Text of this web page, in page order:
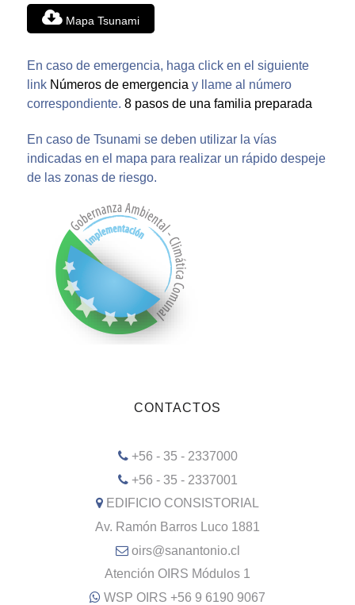
Mapa Tsunami
En caso de emergencia, haga click en el siguiente
link Números de emergencia y llame al número
correspondiente. 8 pasos de una familia preparada
En caso de Tsunami se deben utilizar la vías
indicadas en el mapa para realizar un rápido despeje
de las zonas de riesgo.
CONTACTOS
+56 - 35 - 2337000
+56 - 35 - 2337001
EDIFICIO CONSISTORIAL
Av. Ramón Barros Luco 1881
oirs@sanantonio.cl
Atención OIRS Módulos 1
WSP OIRS +56 9 6190 9067